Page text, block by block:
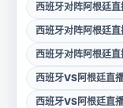
西班牙对阵阿根廷
西班牙对阵阿根廷
西班牙对阵阿根廷
西班牙VS阿根廷直
西班牙VS阿根廷直